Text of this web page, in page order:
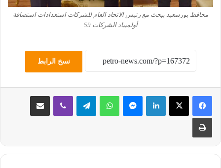
محافظ بورسعيد يبحث مع رئيس الاتحاد العام للشركات استعدادات استضافة
أولمبياد الشركات 59
نسخ الرابط
لينكدإن ماسنجر واتساب تيلقرام ڤايبر مشاركة عبر البريد
طباعة